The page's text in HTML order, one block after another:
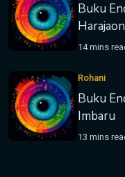
Buku
14 mins
Rohani
Buku
Imbaru
13 mins